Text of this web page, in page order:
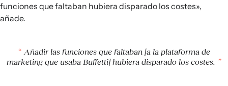
funciones que faltaban hubiera disparado los costes»,
añade.
Añadir las funciones que faltaban [a la plataforma de
marketing que usaba Buffetti] hubiera disparado los costes.